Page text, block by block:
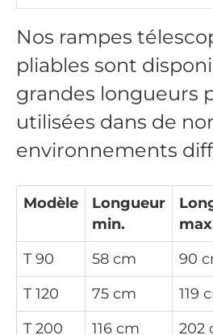
Nos rampes
pliables sont
grandes longueurs
utilisées dans de
environnements
Modèle
Longueur
min.
T 90 58 cm 90
T 120
75 cm 119
T 200
116 cm 202